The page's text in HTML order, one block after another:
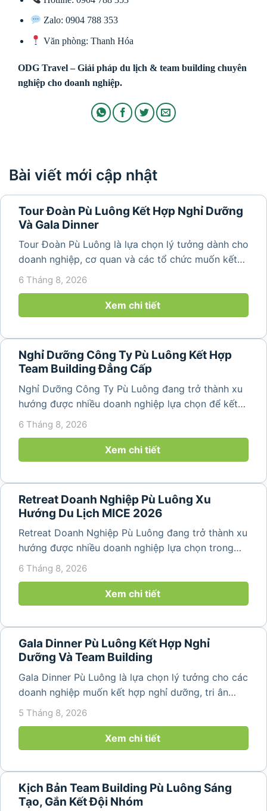
Zalo: 0904 788 353
Văn phòng: Thanh Hóa
ODG Travel – Giải pháp du lịch & team building chuyên
nghiệp cho doanh nghiệp.
Bài viết mới cập nhật
Tour Đoàn Pù Luông Kết Hợp Nghỉ Dưỡng
Và Gala Dinner
Tour Đoàn Pù Luông là lựa chọn lý tưởng dành cho
doanh nghiệp, cơ quan và các tổ chức muốn kết
hợp nghỉ dưỡng, tham quan và tổ chức các hoạt
nguyên sơ, không khí...
6 Tháng 8, 2026
Xem chi tiết
Nghỉ Dưỡng Công Ty Pù Luông Kết Hợp
Team Building Đẳng Cấp
Nghỉ Dưỡng Công Ty Pù Luông đang trở thành xu
hướng được nhiều doanh nghiệp lựa chọn để kết
hợp giữa nghỉ ngơi, tái tạo năng lượng và xây
dựng tinh thần đồng đội. Thay vì những chuyến du
lịch đơn thuần, nhiều công ty...
6 Tháng 8, 2026
Xem chi tiết
Retreat Doanh Nghiệp Pù Luông Xu
Hướng Du Lịch MICE 2026
Retreat Doanh Nghiệp Pù Luông đang trở thành xu
hướng được nhiều doanh nghiệp lựa chọn trong
năm 2026 khi nhu cầu kết hợp nghỉ dưỡng, hội
mang đến khoảng thời gian thư giãn...
6 Tháng 8, 2026
Xem chi tiết
Gala Dinner Pù Luông Kết Hợp Nghỉ
Dưỡng Và Team Building
Gala Dinner Pù Luông là lựa chọn lý tưởng cho các
doanh nghiệp muốn kết hợp nghỉ dưỡng, tri ân
nhân viên và xây dựng tinh thần đồng đội trong
không gian thiên nhiên yên bình. Với khung cảnh
núi rừng hùng vĩ, không khí...
5 Tháng 8, 2026
Xem chi tiết
Kịch Bản Team Building Pù Luông Sáng
Tạo, Gắn Kết Đội Nhóm